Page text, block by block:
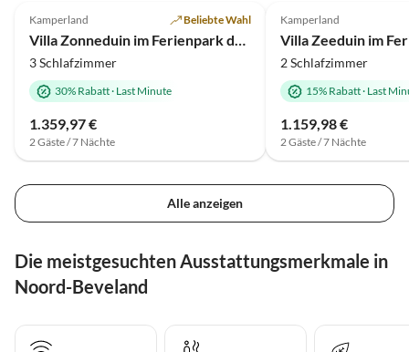
Kamperland Beliebte Wahl
Villa Zonneduin im Ferienpark de Banjaard
3 Schlafzimmer
30% Rabatt· Last Minute
1.359,97 €
2 Gäste / 7 Nächte
Kamperland
2 Schlafzimmer
15% Rabatt· Last
1.159,98 €
2 Gäste / 7 Nächte
Alle anzeigen
Die meistgesuchten Ausstattungsmerkmale in
Noord-Beveland